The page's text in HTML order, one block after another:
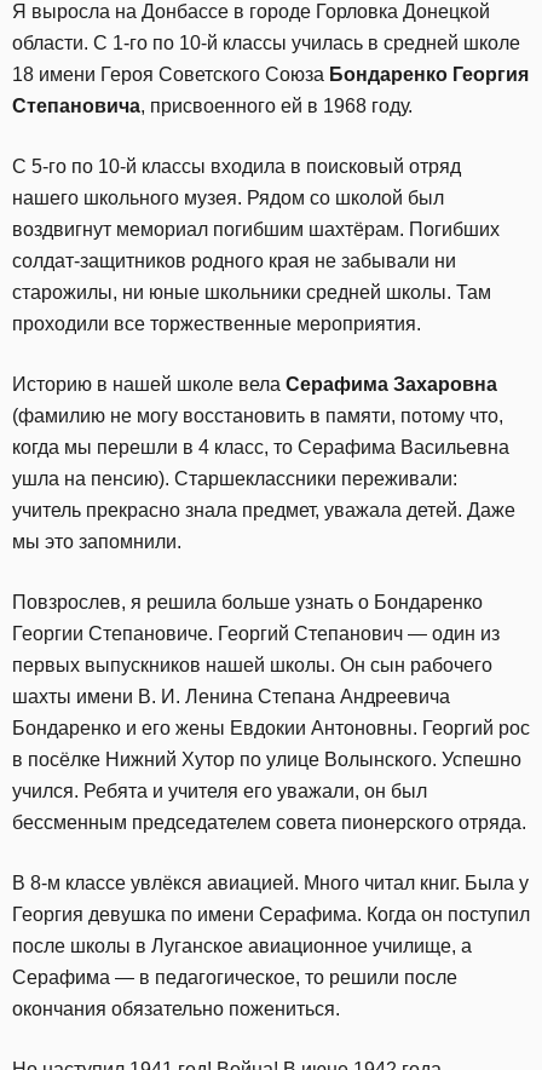
Я выросла на Донбассе в городе Горловка Донецкой
области. С 1-го по 10-й классы училась в средней школе
18 имени Героя Советского Союза Бондаренко Георгия
Степановича, присвоенного ей в 1968 году.
С 5-го по 10-й классы входила в поисковый отряд
нашего школьного музея. Рядом со школой был
воздвигнут мемориал погибшим шахтёрам. Погибших
солдат-защитников родного края не забывали ни
старожилы, ни юные школьники средней школы. Там
проходили все торжественные мероприятия.
Историю в нашей школе вела Серафима Захаровна
(фамилию не могу восстановить в памяти, потому что,
когда мы перешли в 4 класс, то Серафима Васильевна
ушла на пенсию). Старшеклассники переживали:
учитель прекрасно знала предмет, уважала детей. Даже
мы это запомнили.
Повзрослев, я решила больше узнать о Бондаренко
Георгии Степановиче. Георгий Степанович — один из
первых выпускников нашей школы. Он сын рабочего
шахты имени В. И. Ленина Степана Андреевича
Бондаренко и его жены Евдокии Антоновны. Георгий рос
в посёлке Нижний Хутор по улице Волынского. Успешно
учился. Ребята и учителя его уважали, он был
бессменным председателем совета пионерского отряда.
В 8-м классе увлёкся авиацией. Много читал книг. Была у
Георгия девушка по имени Серафима. Когда он поступил
после школы в Луганское авиационное училище, а
Серафима — в педагогическое, то решили после
окончания обязательно пожениться.